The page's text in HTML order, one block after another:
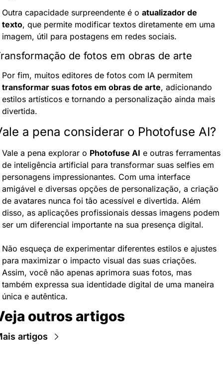
Outra capacidade surpreendente é o atualizador de
texto, que permite modificar textos diretamente em uma
imagem, útil para postagens em redes sociais.
de fotos em obras de arte
transformar suas fotos em obras de arte, adicionando
estilos artísticos e tornando a personalização ainda mais
divertida.
a pena considerar o Photofuse AI?
Vale a pena explorar o Photofuse AI e outras ferramentas
de inteligência artificial para transformar suas selfies em
personagens impressionantes. Com uma interface
amigável e diversas opções de personalização, a criação
de avatares nunca foi tão acessível e divertida. Além
disso, as aplicações profissionais dessas imagens podem
ser um diferencial importante na sua presença digital.
Não esqueça de experimentar diferentes estilos e ajustes
para maximizar o impacto visual das suas criações.
Assim, você não apenas aprimora suas fotos, mas
também expressa sua identidade digital de uma maneira
única e autêntica.
outros artigos
artigos